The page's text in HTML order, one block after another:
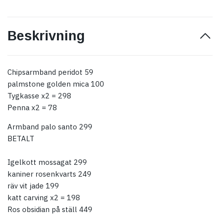
Beskrivning
Chipsarmband peridot 59
palmstone golden mica 100
Tygkasse x2 = 298
Penna x2 = 78
Armband palo santo 299
BETALT
Igelkott mossagat 299
kaniner rosenkvarts 249
räv vit jade 199
katt carving x2 = 198
Ros obsidian på ställ 449